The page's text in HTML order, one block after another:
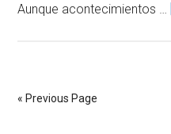
Aunque acontecimientos …
« Previous Page